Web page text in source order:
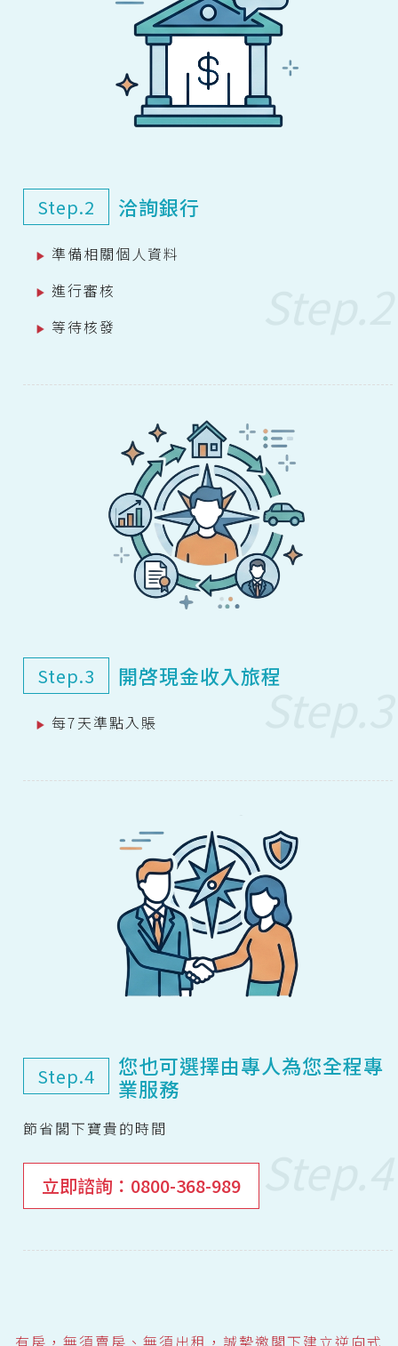
Step.2 洽詢銀行
準備相關個人資料
進行審核
等待核發
Step.3 開啓現金收入旅程
每7天準點入賬
Step.4
您也可選擇由專人為您全程專
業服務
節省閣下寶貴的時間
立即諮詢：0800-368-989
有房，無須賣房、無須出租，誠摯邀閣下建立逆向式